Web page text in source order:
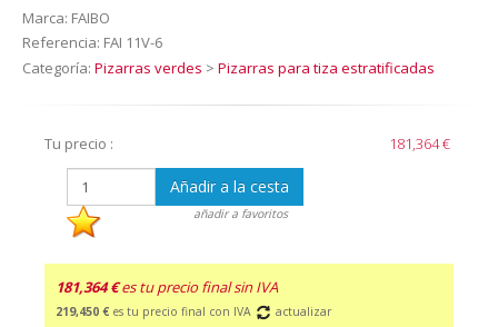
Marca: FAIBO
Referencia: FAI 11V-6
Categoría: Pizarras verdes > Pizarras para tiza estratificadas
Tu precio : 181,364 €
Añadir a la cesta
añadir a favoritos
181,364 € es tu precio final sin IVA
219,450 € es tu precio final con IVA actualizar